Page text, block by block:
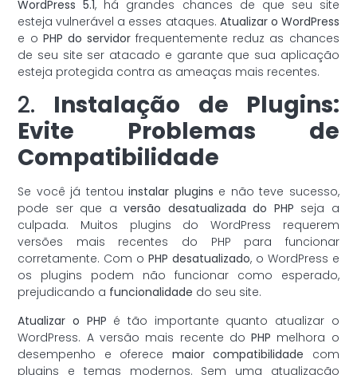
WordPress 5.1, há grandes chances de que seu site
esteja vulnerável a esses ataques. Atualizar o WordPress
e o PHP do servidor frequentemente reduz as chances
de seu site ser atacado e garante que sua aplicação
esteja protegida contra as ameaças mais recentes.
2. Instalação de Plugins:
Evite Problemas de
Compatibilidade
Se você já tentouinstalar plugins e não teve sucesso,
pode ser que aversão desatualizada do PHP seja a
culpada. Muitos plugins do WordPress requerem
versões mais recentes do PHP para funcionar
corretamente. Com oPHP desatualizado, o WordPress e
os plugins podem não funcionar como esperado,
prejudicando a funcionalidade do seu site.
Atualizar o PHP é tão importante quanto atualizar o
WordPress. A versão mais recente doPHP melhora o
desempenho e oferece maior compatibilidade com
plugins e temas modernos. Sem uma atualização